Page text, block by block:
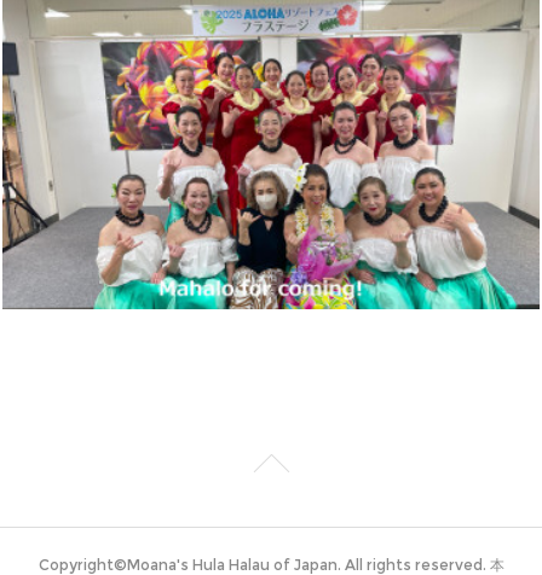
Copyright©Moana's Hula Halau of Japan. All rights reserved. 本